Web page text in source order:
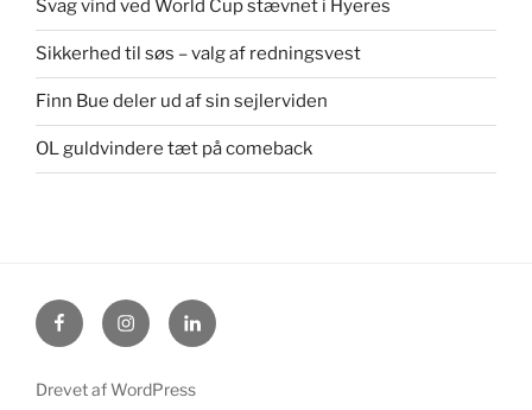
Svag vind ved World Cup stævnet i Hyeres
Sikkerhed til søs – valg af redningsvest
Finn Bue deler ud af sin sejlerviden
OL guldvindere tæt på comeback
FacebookInstagramLinkedin
Drevet af WordPress